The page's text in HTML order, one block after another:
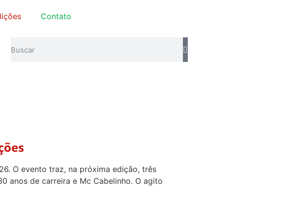
Contato
O evento traz, na próxima edição, três
anos de carreira e Mc Cabelinho. O agito